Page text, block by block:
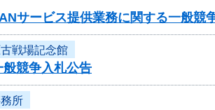
サービス提供業務に関する一般競
戦場記念館
競争入札公告
所